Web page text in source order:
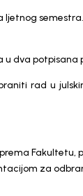
dva potpisana
rad u
Fakultetu,
za